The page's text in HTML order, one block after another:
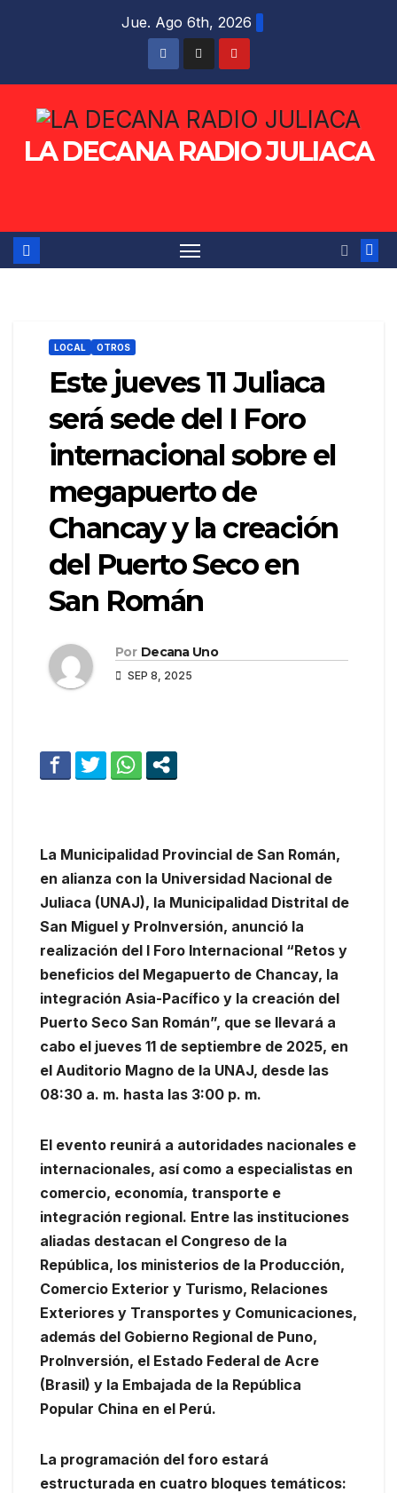
Jue. Ago 6th, 2026
LA DECANA RADIO JULIACA
LOCAL OTROS
Este jueves 11 Juliaca
será sede del I Foro
internacional sobre el
megapuerto de
Chancay y la creación
del Puerto Seco en
San Román
Por Decana Uno
SEP 8, 2025
La Municipalidad Provincial de San Román,
en alianza con la Universidad Nacional de
Juliaca (UNAJ), la Municipalidad Distrital de
San Miguel y ProInversión, anunció la
realización del I Foro Internacional “Retos y
beneficios del Megapuerto de Chancay, la
integración Asia-Pacífico y la creación del
Puerto Seco San Román”, que se llevará a
cabo el jueves 11 de septiembre de 2025, en
el Auditorio Magno de la UNAJ, desde las
08:30 a. m. hasta las 3:00 p. m.
El evento reunirá a autoridades nacionales e
internacionales, así como a especialistas en
comercio, economía, transporte e
integración regional. Entre las instituciones
aliadas destacan el Congreso de la
República, los ministerios de la Producción,
Comercio Exterior y Turismo, Relaciones
Exteriores y Transportes y Comunicaciones,
además del Gobierno Regional de Puno,
ProInversión, el Estado Federal de Acre
(Brasil) y la Embajada de la República
Popular China en el Perú.
La programación del foro estará
estructurada en cuatro bloques temáticos: